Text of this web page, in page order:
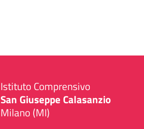
Istituto Comprensivo
San Giuseppe Calasanzio
Milano (MI)